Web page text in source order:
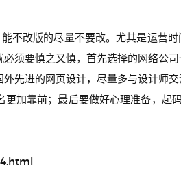
不改版的尽量不要改。尤其是运营
须要慎之又慎，首先选择的网络公
先进的网页设计，尽量多与设计师
加靠前；最后要做好心理准备，起